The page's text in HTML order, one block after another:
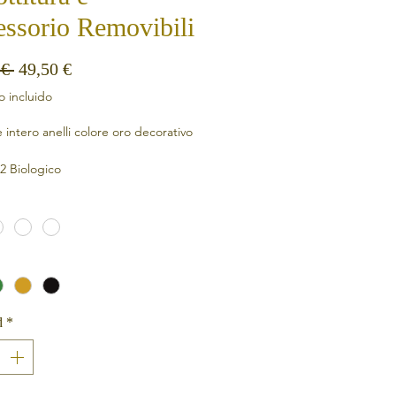
Removibili
€ Precio
49,50 €Precio de oferta
incluido
intero anelli colore oro decorativo
Biologico
*